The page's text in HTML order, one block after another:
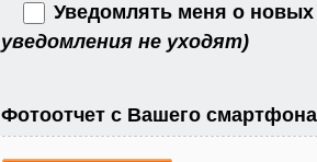
Уведомлять меня о
уведомления не уходят)
Фотоотчет с Вашего